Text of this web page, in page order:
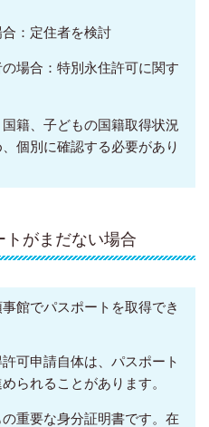
：定住者を検討
場合：特別永住許可に関す
籍、子どもの国籍取得状況
個別に確認する必要があり
がまだない場合
館でパスポートを取得でき
可申請自体は、パスポート
られることがあります。
重要な身分証明書です。 在